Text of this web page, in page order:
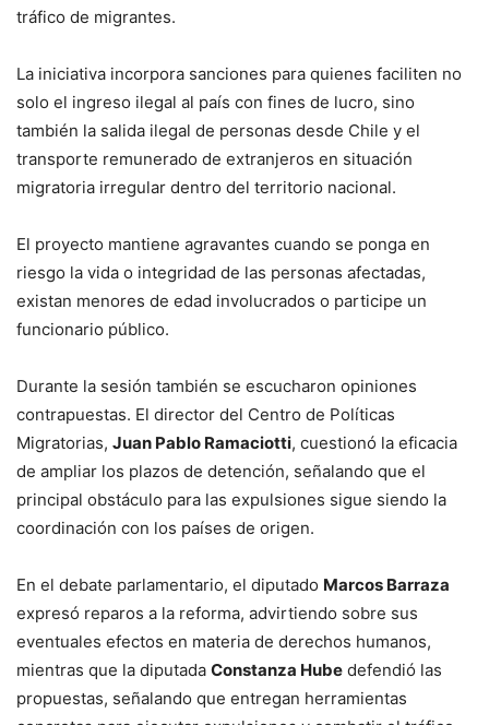
tráfico de migrantes.
La iniciativa incorpora sanciones para quienes faciliten no
solo el ingreso ilegal al país con fines de lucro, sino
también la salida ilegal de personas desde Chile y el
transporte remunerado de extranjeros en situación
migratoria irregular dentro del territorio nacional.
El proyecto mantiene agravantes cuando se ponga en
riesgo la vida o integridad de las personas afectadas,
existan menores de edad involucrados o participe un
funcionario público.
Durante la sesión también se escucharon opiniones
contrapuestas. El director del Centro de Políticas
Migratorias, Juan Pablo Ramaciotti, cuestionó la eficacia
de ampliar los plazos de detención, señalando que el
principal obstáculo para las expulsiones sigue siendo la
coordinación con los países de origen.
En el debate parlamentario, el diputado Marcos Barraza
expresó reparos a la reforma, advirtiendo sobre sus
eventuales efectos en materia de derechos humanos,
mientras que la diputada Constanza Hube defendió las
propuestas, señalando que entregan herramientas